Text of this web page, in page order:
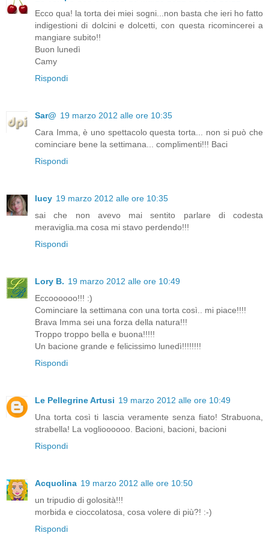
Ecco qua! la torta dei miei sogni...non basta che ieri ho fatto
indigestioni di dolcini e dolcetti, con questa ricomincerei a
mangiare subito!!
Buon lunedì
Camy
Rispondi
Sar@ 19 marzo 2012 alle ore 10:35
Cara Imma, è uno spettacolo questa torta... non si può che
cominciare bene la settimana... complimenti!!! Baci
Rispondi
lucy 19 marzo 2012 alle ore 10:35
sai che non avevo mai sentito parlare di codesta
meraviglia.ma cosa mi stavo perdendo!!!
Rispondi
Lory B. 19 marzo 2012 alle ore 10:49
Eccoooooo!!! :)
Cominciare la settimana con una torta così.. mi piace!!!!
Brava Imma sei una forza della natura!!!
Troppo troppo bella e buona!!!!!
Un bacione grande e felicissimo lunedì!!!!!!!!
Rispondi
Le Pellegrine Artusi 19 marzo 2012 alle ore 10:49
Una torta così ti lascia veramente senza fiato! Strabuona,
strabella! La voglioooooo. Bacioni, bacioni, bacioni
Rispondi
Acquolina 19 marzo 2012 alle ore 10:50
un tripudio di golosità!!!
morbida e cioccolatosa, cosa volere di più?! :-)
Rispondi